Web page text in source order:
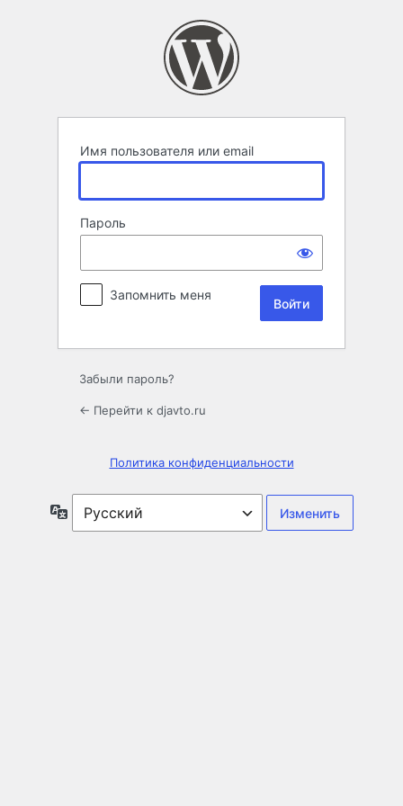
Имя пользователя или email
Пароль
Запомнить меня
Забыли пароль?
← Перейти к djavto.ru
Политика конфиденциальности
Язык